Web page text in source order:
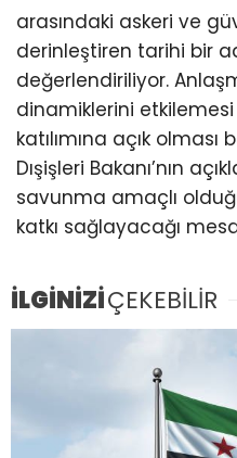
arasındaki askeri ve
derinleştiren tarihi bir
değerlendiriliyor.
dinamiklerini
katılımına açık
Dışişleri Bakanı’nın
savunma amaçlı
katkı sağlayacağı
İLGİNİZİÇEKEBİLİR